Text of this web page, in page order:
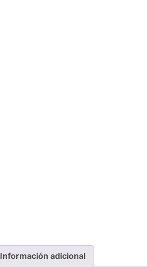
Información adicional